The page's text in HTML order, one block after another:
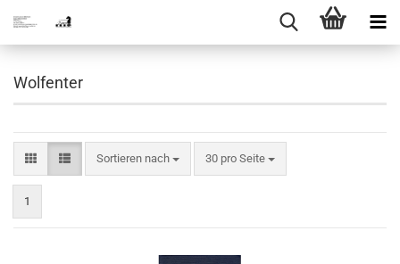
Wolfenter
Sortieren nach
Sortieren nach 30 pro Seite
pro Seite
1